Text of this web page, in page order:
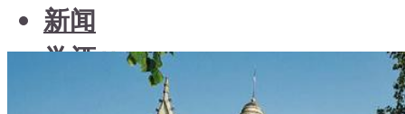
新闻
学酒
基础知识
知味荐酒